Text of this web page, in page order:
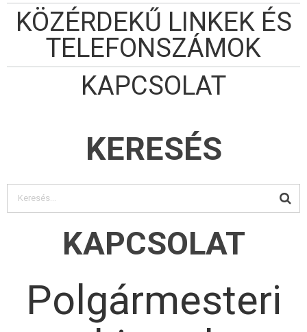
KÖZÉRDEKŰ LINKEK ÉS
TELEFONSZÁMOK
KAPCSOLAT
KERESÉS
KAPCSOLAT
Polgármesteri